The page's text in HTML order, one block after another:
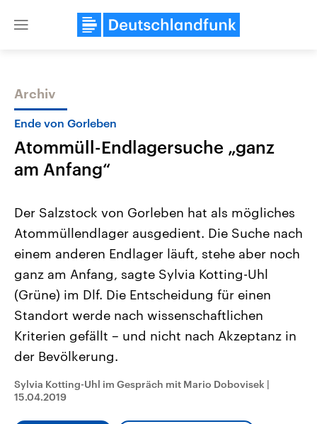
Close
Themen
Landtagswahl Sachsen-Anhalt
2026
Alle Informationen
Sachsen-Anhalt wählt am 6.
September 2026 einen neuen
Landtag. Seit 2021 wird das
Bundesland von einer Koalition aus
Umfragen, Prognosen,
Wahlprogramme, aktuelle Berichte
und Hintergründe zu den Parteien
Wahl.
Aktuelle Beiträge,
Hintergründe
Wirtschaftlich und
gehören die Vereinigten
den mächtigsten Ländern
mit großem Einfluss auf
Sendungen Programm
Audio-Archiv
Archiv
Ende von Gorleben
Atommüll-Endlagersuche „ganz
am Anfang“
Der Salzstock von Gorleben hat als mögliches
Atommüllendlager ausgedient. Die Suche nach
einem anderen Endlager läuft, stehe aber noch
ganz am Anfang, sagte Sylvia Kotting-Uhl
(Grüne) im Dlf. Die Entscheidung für einen
Standort werde nach wissenschaftlichen
Kriterien gefällt – und nicht nach Akzeptanz in
der Bevölkerung.
Sylvia Kotting-Uhl im Gespräch mit Mario Dobovisek |
15.04.2019